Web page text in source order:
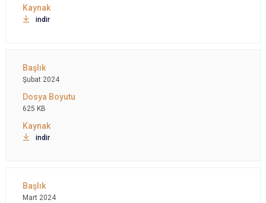
indir
Şubat 2024
625 KB
indir
Mart 2024